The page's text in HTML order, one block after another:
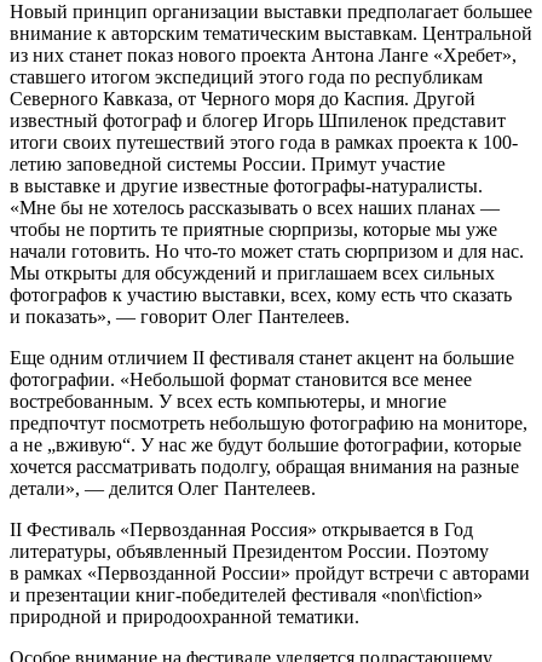
Новый принцип организации выставки предполагает большее
внимание к авторским тематическим выставкам. Центральной
из них станет показ нового проекта Антона Ланге «Хребет»,
ставшего итогом экспедиций этого года по республикам
Северного Кавказа, от Черного моря до Каспия. Другой
известный фотограф и блогер Игорь Шпиленок представит
итоги своих путешествий этого года в рамках проекта к 100-
летию заповедной системы России. Примут участие
в выставке и другие известные фотографы-натуралисты.
«Мне бы не хотелось рассказывать о всех наших планах —
чтобы не портить те приятные сюрпризы, которые мы уже
начали готовить. Но что-то может стать сюрпризом и для нас.
Мы открыты для обсуждений и приглашаем всех сильных
фотографов к участию выставки, всех, кому есть что сказать
и показать», — говорит Олег Пантелеев.
Еще одним отличием II фестиваля станет акцент на большие
фотографии. «Небольшой формат становится все менее
востребованным. У всех есть компьютеры, и многие
предпочтут посмотреть небольшую фотографию на мониторе,
а не „вживую“. У нас же будут большие фотографии, которые
хочется рассматривать подолгу, обращая внимания на разные
детали», — делится Олег Пантелеев.
II Фестиваль «Первозданная Россия» открывается в Год
литературы, объявленный Президентом России. Поэтому
в рамках «Первозданной России» пройдут встречи с авторами
и презентации книг-победителей фестиваля «non\fiction»
природной и природоохранной тематики.